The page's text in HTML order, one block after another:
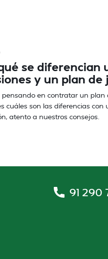
se diferencian
y un plan de
pensando en contratar un plan
cuáles son las diferencias con
atento a nuestros consejos.
91 290